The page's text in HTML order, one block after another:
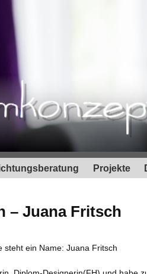
Projekte
– Juana Fritsch
steht ein Name: Juana Fritsch